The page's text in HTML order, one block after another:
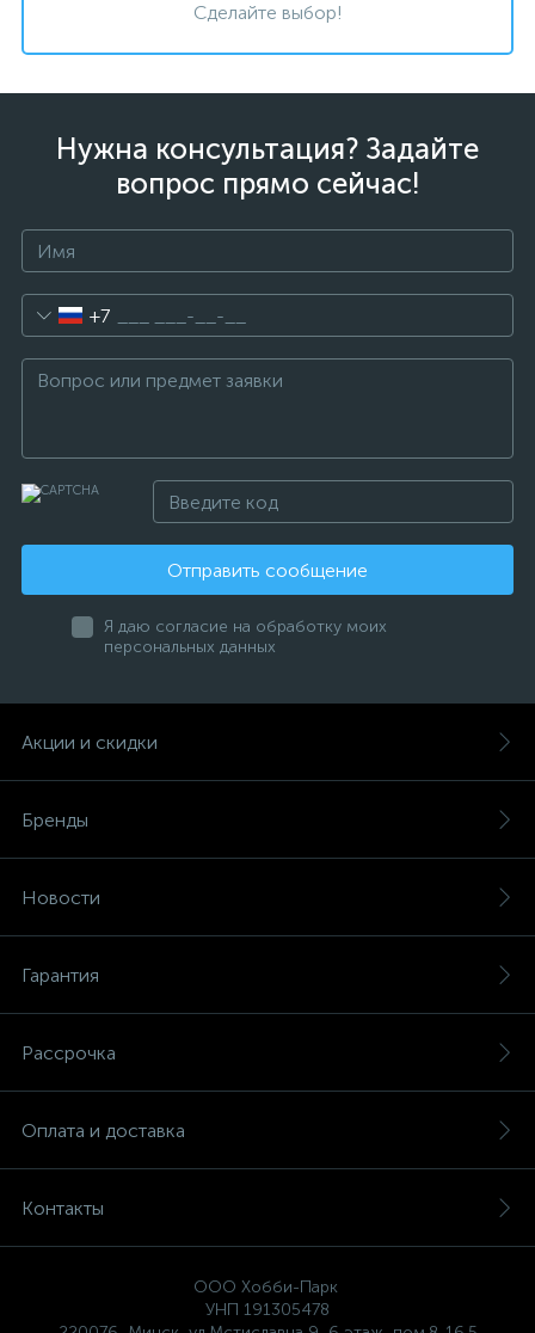
Сделайте выбор!
Нужна консультация? Задайте
вопрос прямо сейчас!
+7
Отправить сообщение
Я даю согласие на обработку моих
персональных данных
Акции и скидки
Бренды
Новости
Гарантия
Рассрочка
Оплата и доставка
Контакты
ООО Хобби-Парк
УНП 191305478